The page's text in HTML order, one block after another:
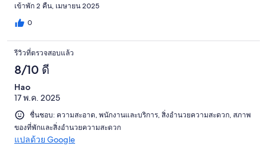
เข้าพัก 2 คืน, เมษายน 2025
0
รีวิวที่ตรวจสอบแล้ว
8/10 ดี
Hao
17 พ.ค. 2025
ชื่นชอบ: ความสะอาด, พนักงานและบริการ, สิ่งอำนวยความสะดวก, สภาพ
ของที่พักและสิ่งอำนวยความสะดวก
แปลด้วย Google